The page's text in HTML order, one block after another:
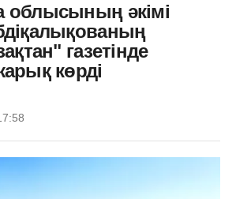
әкімі
газетінде
көрді